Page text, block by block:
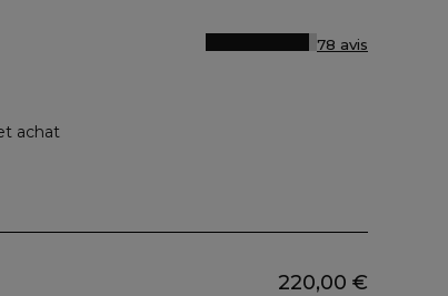
78 avis
achat
220,00 €